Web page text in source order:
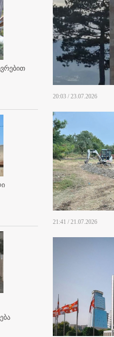
20:03 / 23.07.2026
21:41 / 21.07.2026